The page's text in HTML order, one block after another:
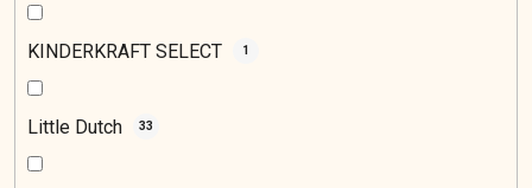
KINDERKRAFT SELECT 1
Little Dutch 33